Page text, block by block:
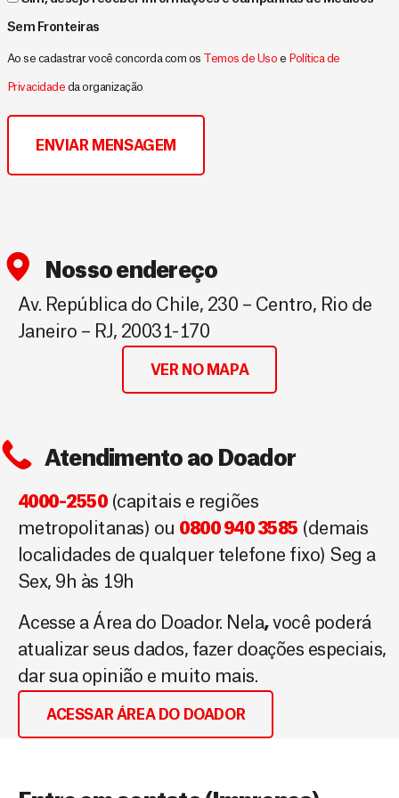
Sem Fronteiras
Ao se cadastrar você concorda com os Temos de Uso e Política de
Privacidade da organização
Nosso endereço
Av. República do Chile, 230 – Centro, Rio de
Janeiro – RJ, 20031-170
VER NO MAPA
Atendimento ao Doador
4000-2550 (capitais e regiões
metropolitanas) ou 0800 940 3585 (demais
localidades de qualquer telefone fixo) Seg a
Sex, 9h às 19h
Acesse a Área do Doador. Nela,você poderá
atualizar seus dados, fazer doações especiais,
dar sua opinião e muito mais.
ACESSAR ÁREA DO DOADOR